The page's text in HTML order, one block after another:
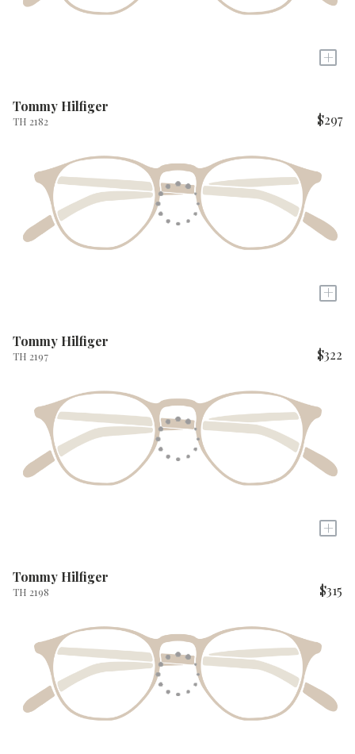
+
Tommy Hilfiger
TH 2182 $297
+
Tommy Hilfiger
TH 2197 $322
+
Tommy Hilfiger
TH 2198 $315